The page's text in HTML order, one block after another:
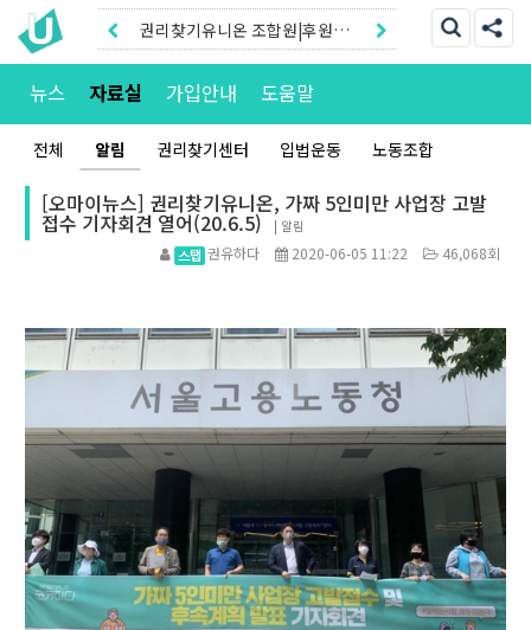
권리찾기유니온 조합원|후원안
내
권리찾기센터 온라인신청|상담
뉴스 자료실 가입안내 도움말
전체 알림 권리찾기센터 입법운동 노동조합
[오마이뉴스] 권리찾기유니온, 가짜 5인미만 사업장 고발
접수 기자회견 열어(20.6.5) | 알림
권유하다 2020-06-05 11:22 46,068회